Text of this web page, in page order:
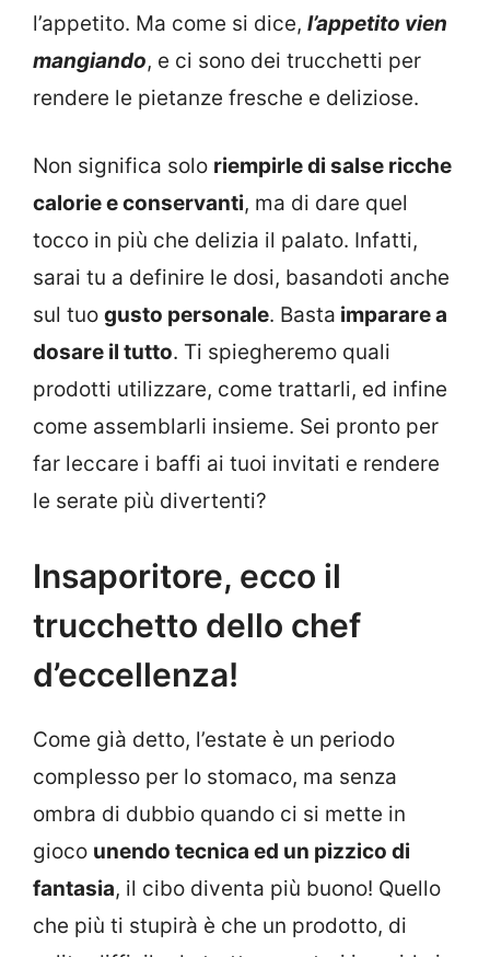
l’appetito. Ma come si dice, l’appetito vien
mangiando, e ci sono dei trucchetti per
rendere le pietanze fresche e deliziose.
Non significa solo riempirle di salse ricche
calorie e conservanti, ma di dare quel
tocco in più che delizia il palato. Infatti,
sarai tu a definire le dosi, basandoti anche
sul tuo gusto personale. Basta imparare a
dosare il tutto. Ti spiegheremo quali
prodotti utilizzare, come trattarli, ed infine
come assemblarli insieme. Sei pronto per
far leccare i baffi ai tuoi invitati e rendere
le serate più divertenti?
Insaporitore, ecco il
trucchetto dello chef
d’eccellenza!
Come già detto, l’estate è un periodo
complesso per lo stomaco, ma senza
ombra di dubbio quando ci si mette in
gioco unendo tecnica ed un pizzico di
fantasia, il cibo diventa più buono! Quello
che più ti stupirà è che un prodotto, di